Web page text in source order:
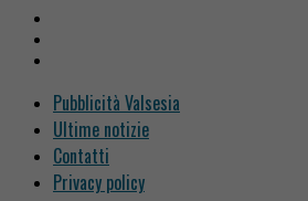
Pubblicità Valsesia
Ultime notizie
Contatti
Privacy policy